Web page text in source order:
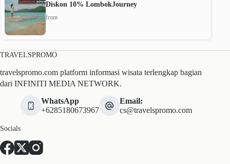
Diskon 10% LombokJourney
from
TRAVELSPROMO
travelspromo.com platform informasi wisata terlengkap bagian
dari INFINITI MEDIA NETWORK.
WhatsApp
+6285180673967
Email:
cs@travelspromo.com
Socials